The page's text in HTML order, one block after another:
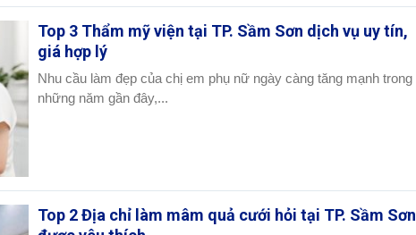
Top 3 Thẩm mỹ viện tại TP. Sầm Sơn dịch vụ uy tín,
giá hợp lý
Nhu cầu làm đẹp của chị em phụ nữ ngày càng tăng mạnh trong
những năm gần đây,...
Top 2 Địa chỉ làm mâm quả cưới hỏi tại TP. Sầm Sơn